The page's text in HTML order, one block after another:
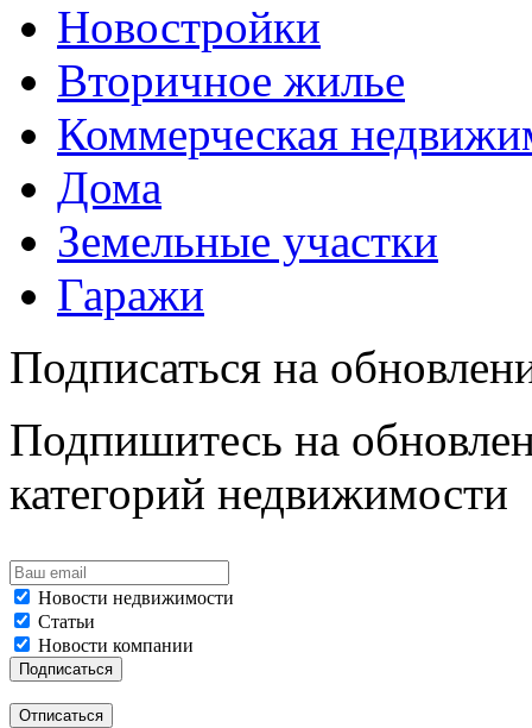
Новостройки
Вторичное жилье
Коммерческая
Дома
Земельные участки
Гаражи
Подписаться на
Подпишитесь на
категорий недвижимости
Новости недвижимости
Статьи
Новости компании